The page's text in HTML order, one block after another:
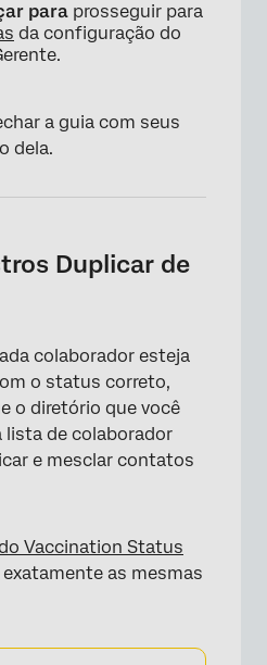
para prosseguir para
da configuração do
a guia com seus
dela.
Duplicar de
colaborador esteja
o status correto,
o diretório que você
lista de colaborador
e mesclar contatos
Vaccination Status
as mesmas